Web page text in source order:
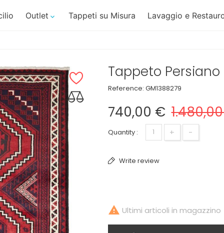
Outlet  Tappeti su Misura Lavaggio e
Tappeto Persiano
Reference: GM1388279
740,00 €
Quantity : + -
Write review
 Ultimi articoli in magazzino